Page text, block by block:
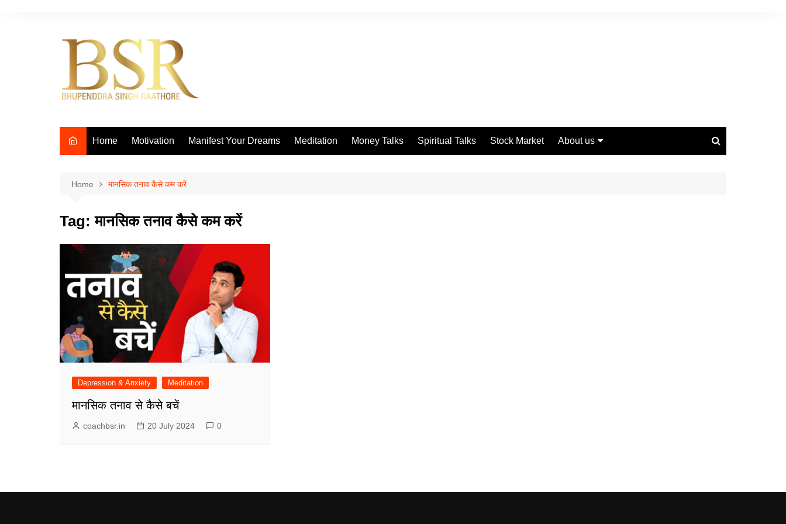
Home Motivation Manifest Your Dreams Meditation Money Talks Spiritual Talks Stock Market About us
Home मानसिक तनाव कैसे कम करें
Tag:मानसिक तनाव कैसे कम करें
Depression & Anxiety Meditation
मानसिक तनाव से कैसे बचें
coachbsr.in 20 July 2024 0